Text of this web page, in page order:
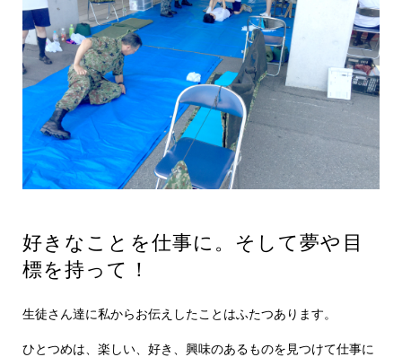
好きなことを仕事に。そして夢や目
標を持って！
生徒さん達に私からお伝えしたことはふたつあります。
ひとつめは、楽しい、好き、興味のあるものを見つけて仕事に